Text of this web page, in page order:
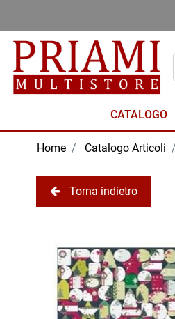
CATALOGO
Home Catalogo Articoli
Torna indietro